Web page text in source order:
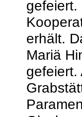
gefeiert.
erhält.
Mariä
gefeiert.